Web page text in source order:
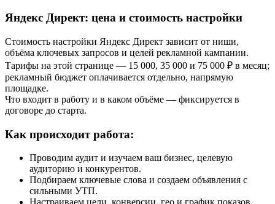
Яндекс Директ: цена и стоимость настройки
Стоимость настройки Яндекс Директ зависит от ниши,
объёма ключевых запросов и целей рекламной кампании.
Тарифы на этой странице — 15 000, 35 000 и 75 000 ₽ в месяц;
рекламный бюджет оплачивается отдельно, напрямую
площадке.
Что входит в работу и в каком объёме — фиксируется в
договоре до старта.
Как происходит работа:
Проводим аудит и изучаем ваш бизнес, целевую
аудиторию и конкурентов.
Подбираем ключевые слова и создаем объявления с
сильными УТП.